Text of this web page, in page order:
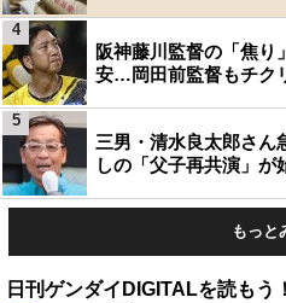
阪神藤川監督の「焦り
安…岡田前監督もチク
4
三男・清水良太郎さ
しの「父子再共演」が
5
もっと
日刊ゲンダイDIGITALを読もう！